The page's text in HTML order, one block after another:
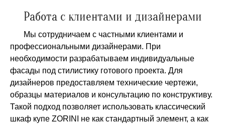
Работа с клиентами и дизайнерами
Мы сотрудничаем с частными клиентами и
профессиональными дизайнерами. При
необходимости разрабатываем индивидуальные
фасады под стилистику готового проекта. Для
дизайнеров предоставляем технические чертежи,
образцы материалов и консультацию по конструктиву.
Такой подход позволяет использовать классический
шкаф купе ZORINI не как стандартный элемент, а как